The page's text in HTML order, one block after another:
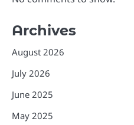
Archives
August 2026
July 2026
June 2025
May 2025